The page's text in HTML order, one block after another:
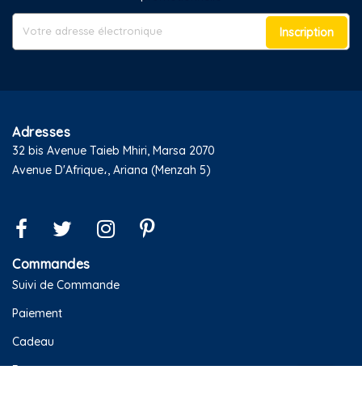
Inscription
Adresses
32 bis Avenue Taieb Mhiri, Marsa 2070
Avenue D'Afrique،, Ariana (Menzah 5)
Commandes
Suivi de Commande
Paiement
Cadeau
Retour